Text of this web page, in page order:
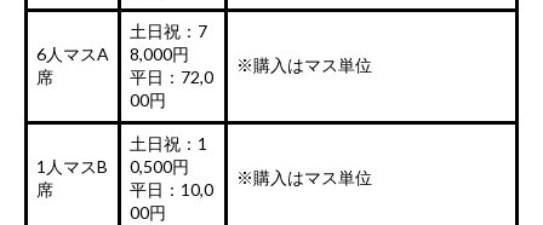
6人マスA
席
土日祝：7
8,000円
平日：72,0
00円
※購入はマス単位
1人マスB
席
土日祝：1
0,500円
平日：10,0
00円
※購入はマス単位